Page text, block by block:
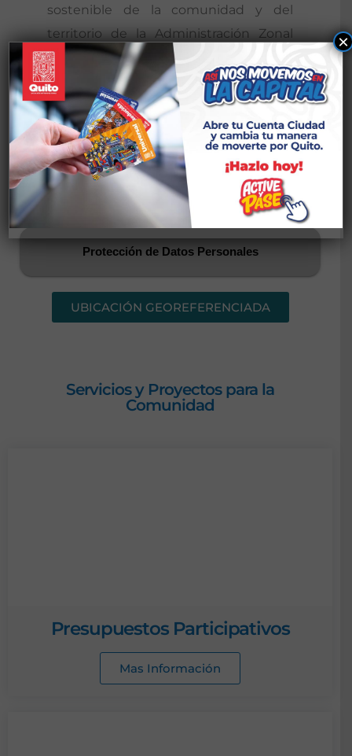
Nuestro Objetivo
Enfoque
Protección de Datos Personales
sostenible de la comunidad y del
territorio de la Administración Zonal
del Distrito Metropolitano de Quito.
UBICACIÓN GEOREFERENCIADA
Servicios y Proyectos para la
Comunidad
Presupuestos Participativos
Mas Información
×